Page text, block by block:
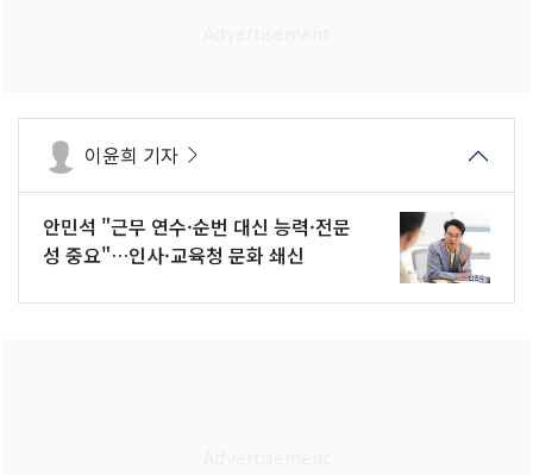
이윤희 기자
안민석 "근무 연수·순번 대신 능력·전문
성 중요"…인사·교육청 문화 쇄신